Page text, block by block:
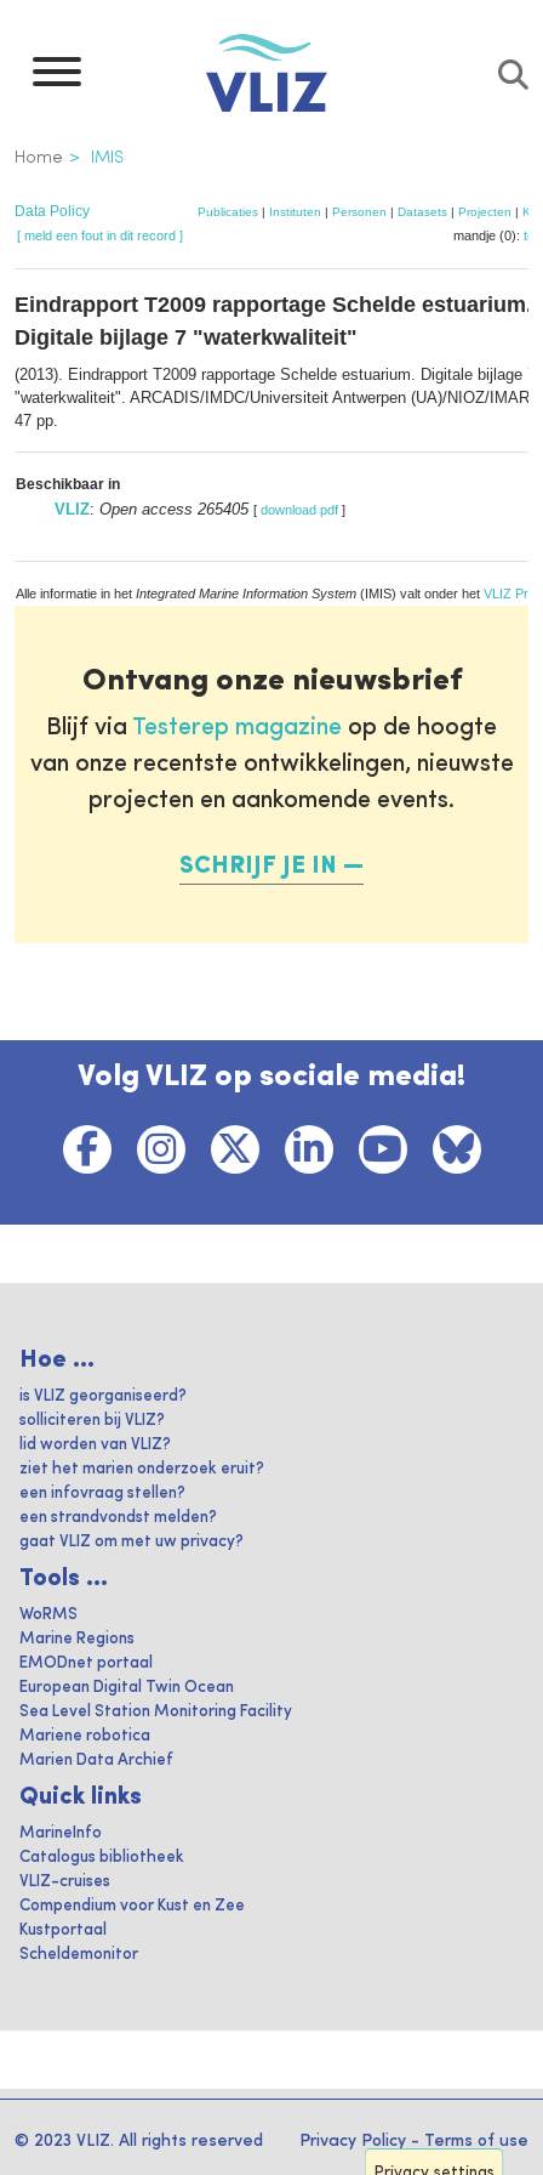
naar
inhoud
gaan
Kruimelpad
Home IMIS
Data Policy Publicaties | Instituten | Personen | Datasets | Projecten |
[ meld een fout in dit record ] mandje (0):
Eindrapport T2009 rapportage Schelde estuarium.
Digitale bijlage 7 "waterkwaliteit"
(2013). Eindrapport T2009 rapportage Schelde estuarium. Digitale bijlage 7
"waterkwaliteit". ARCADIS/IMDC/Universiteit Antwerpen (UA)/NIOZ/
47 pp.
Beschikbaar in
VLIZ: Open access 265405 [ download pdf ]
Alle informatie in het Integrated Marine Information System (IMIS) valt onder het VLIZ
Ontvang onze nieuwsbrief
Blijf via Testerep magazine op de hoogte
van onze recentste ontwikkelingen, nieuwste
projecten en aankomende events.
SCHRIJF JE IN
Volg VLIZ op sociale media!
Hoe ...
is VLIZ georganiseerd?
solliciteren bij VLIZ?
lid worden van VLIZ?
ziet het marien onderzoek eruit?
een infovraag stellen?
een strandvondst melden?
gaat VLIZ om met uw privacy?
Tools ...
WoRMS
Marine Regions
EMODnet portaal
European Digital Twin Ocean
Sea Level Station Monitoring Facility
Mariene robotica
Marien Data Archief
Quick links
MarineInfo
Catalogus bibliotheek
VLIZ-cruises
Compendium voor Kust en Zee
Kustportaal
Scheldemonitor
© 2023 VLIZ. All rights reserved Privacy Policy - Terms of use